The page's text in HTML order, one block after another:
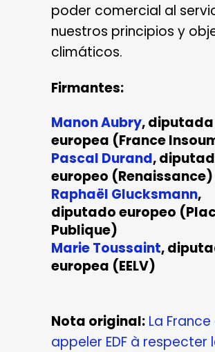
poder comercial al
nuestros principios y
climáticos.
Firmantes:
Manon Aubry, diputada
europea (France
Pascal Durand,
europeo (Renaissance)
Raphaël Glucksmann,
diputado europeo
Publique)
Marie Toussaint,
europea (EELV)
Nota original: La
appeler EDF à respecter